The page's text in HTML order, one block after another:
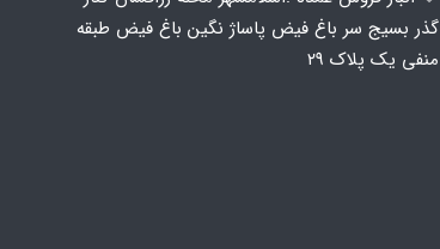
گذر بسیج سر باغ فیض پاساژ نگین باغ فیض طبقه
منفی یک پلاک ۲۹